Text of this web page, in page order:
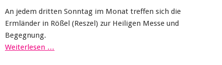
An jedem dritten Sonntag im Monat treffen sich die
Ermländer in Rößel (Reszel) zur Heiligen Messe und
Begegnung.
Weiterlesen …